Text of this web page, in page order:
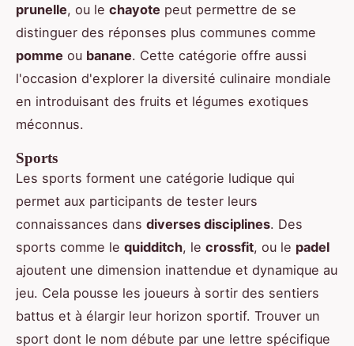
prunelle, ou le chayote peut permettre de se
distinguer des réponses plus communes comme
pomme ou banane. Cette catégorie offre aussi
l'occasion d'explorer la diversité culinaire mondiale
en introduisant des fruits et légumes exotiques
méconnus.
Sports
Les sports forment une catégorie ludique qui
permet aux participants de tester leurs
connaissances dans diverses disciplines. Des
sports comme le quidditch, le crossfit, ou le padel
ajoutent une dimension inattendue et dynamique au
jeu. Cela pousse les joueurs à sortir des sentiers
battus et à élargir leur horizon sportif. Trouver un
sport dont le nom débute par une lettre spécifique